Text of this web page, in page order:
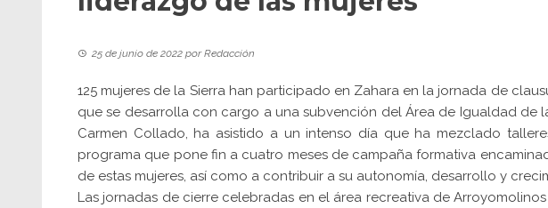
25 de junio de 2022 porRedacción
125 mujeres de la Sierra han participado en Zahara en la jornada de
que se desarrolla con cargo a una subvención del Área de Igualdad de
Carmen Collado, ha asistido a un intenso día que ha mezclado
programa que pone fin a cuatro meses de campaña formativa
de estas mujeres, así como a contribuir a su autonomía, desarrollo y
Las jornadas de cierre celebradas en el área recreativa de